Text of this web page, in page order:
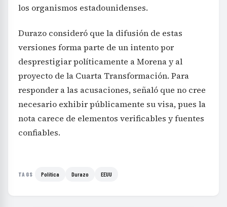
los organismos estadounidenses.
Durazo consideró que la difusión de estas
versiones forma parte de un intento por
desprestigiar políticamente a Morena y al
proyecto de la Cuarta Transformación. Para
responder a las acusaciones, señaló que no cree
necesario exhibir públicamente su visa, pues la
nota carece de elementos verificables y fuentes
confiables.
TAGS Política Durazo EEUU